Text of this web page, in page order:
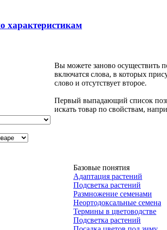
характеристикам
Вы можете заново осуществить
включатся слова, в которых
слово и отсутствует второе.
Первый выпадающий список
искать товар по свойствам,
Базовые понятия
Адаптация растений
Подсветка растений
Размножение семенами
Неортодоксальные семена
Термины в цветоводстве
Подсветка растений